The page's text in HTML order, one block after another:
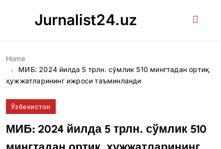
Jurnalist24.uz
Home
МИБ: 2024 йилда 5 трлн. сўмлик 510 мингтадан ортиқ
ҳужжатларининг ижроси таъминланди
Ўзбекистон
МИБ: 2024 йилда 5 трлн. сўмлик 510